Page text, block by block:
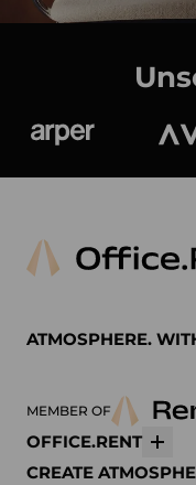
ATMOSPHERE.
MEMBER OF
OFFICE.RENT
CREATE